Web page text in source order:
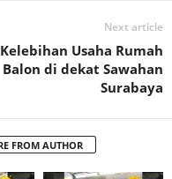
Next article
Kelebihan Usaha Rumah
Balon di dekat Sawahan
Surabaya
FROM AUTHOR